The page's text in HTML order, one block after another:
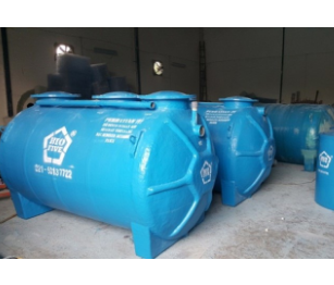
Klinis
yang
Bermanfaat
Untuk
Kenyamanan
Lingkungan
Rumah